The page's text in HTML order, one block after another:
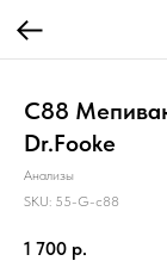
C88
Dr.Fooke
Анализы
SKU: 55-G-c88
1 700 р.